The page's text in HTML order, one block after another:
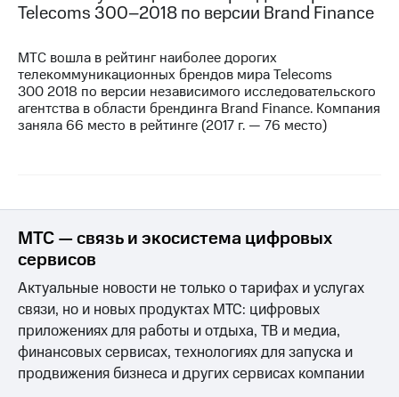
Telecoms300–2018по версии Brand Finance
МТС вошла в рейтинг наиболее дорогих
телекоммуникационных брендов мира Telecoms
300 2018 по версии независимого исследовательского
агентства в области брендинга Brand Finance. Компания
заняла 66 место в рейтинге (2017 г. — 76 место)
МТС — связь и экосистема цифровых
сервисов
Актуальные новости не только о тарифах и услугах
связи, но и новых продуктах МТС: цифровых
приложениях для работы и отдыха, ТВ и медиа,
финансовых сервисах, технологиях для запуска и
продвижения бизнеса и других сервисах компании